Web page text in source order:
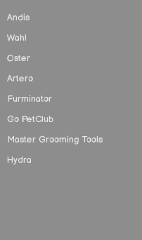
Andis
Wahl
Oster
Artero
Furminator
Go PetClub
Master Grooming Tools
Hydra